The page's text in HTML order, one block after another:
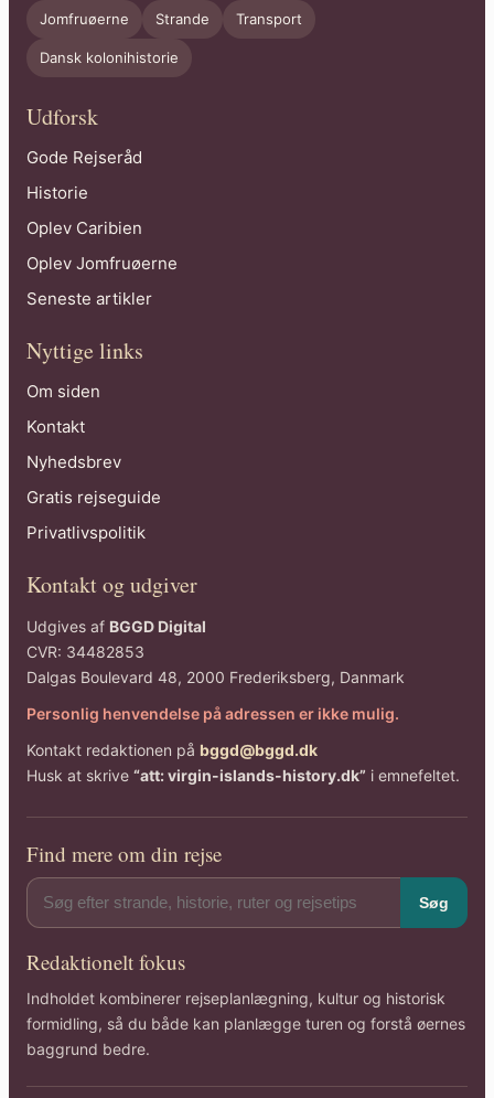
Jomfruøerne Strande Transport
Dansk kolonihistorie
Udforsk
Gode Rejseråd
Historie
Oplev Caribien
Oplev Jomfruøerne
Seneste artikler
Nyttige links
Om siden
Kontakt
Nyhedsbrev
Gratis rejseguide
Privatlivspolitik
Kontakt og udgiver
Udgives af BGGD Digital
CVR: 34482853
Dalgas Boulevard 48, 2000 Frederiksberg, Danmark
Personlig henvendelse på adressen er ikke mulig.
Kontakt redaktionen på bggd@bggd.dk
Husk at skrive “att: virgin-islands-history.dk” i emnefeltet.
Find mere om din rejse
Søg
Redaktionelt fokus
Indholdet kombinerer rejseplanlægning, kultur og historisk
formidling, så du både kan planlægge turen og forstå øernes
baggrund bedre.